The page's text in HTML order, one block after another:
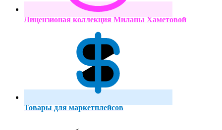
Лицензионая коллекция Миланы Хаметовой
Товары для маркетплейсов